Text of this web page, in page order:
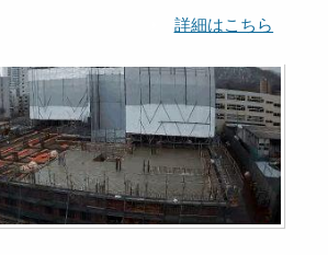
詳細はこちら